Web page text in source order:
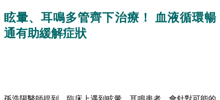
眩暈、耳鳴多管齊下治療！ 血液循環暢
通有助緩解症狀